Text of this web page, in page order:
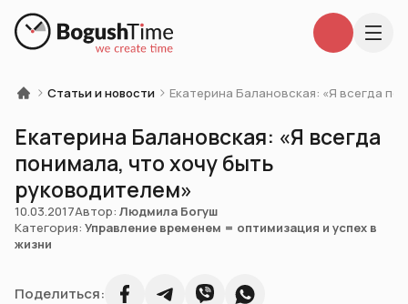
Статьи и новости Екатерина Балановская: «Я всегда
Екатерина Балановская: «Я всегда
понимала, что хочу быть
руководителем»
10.03.2017Автор: Людмила Богуш
Категория: Управление временем = оптимизация и успех в
жизни
Поделиться: